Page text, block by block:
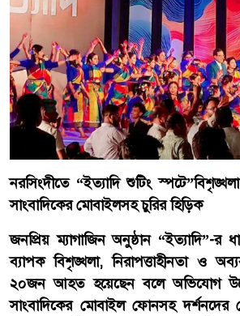
নরসিংদীতে “ইত্যাদি শুটিং
সাংবাদিকের মোবাইলসহ চুরির হিড়িক
জনপ্রিয় ম্যাগাজিন অনুষ্ঠান “ইত্যাদি”-র
ব্যাপক বিশৃঙ্খলা, নিরাপত্তাহীনতা ও
২০জন আহত হয়েছেন বলে অভিযোগ
সাংবাদিকের মোবাইল ফোনসহ দর্শনদের